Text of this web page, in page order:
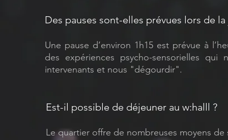
Des pauses sont-elles prévues lors de
Une pause d’environ 1h15 est prévue à
des expériences psycho-sensorielles
intervenants et nous "dégourdir".
Est-il possible de déjeuner au w:halll ?
Le quartier offre de nombreuses moyens